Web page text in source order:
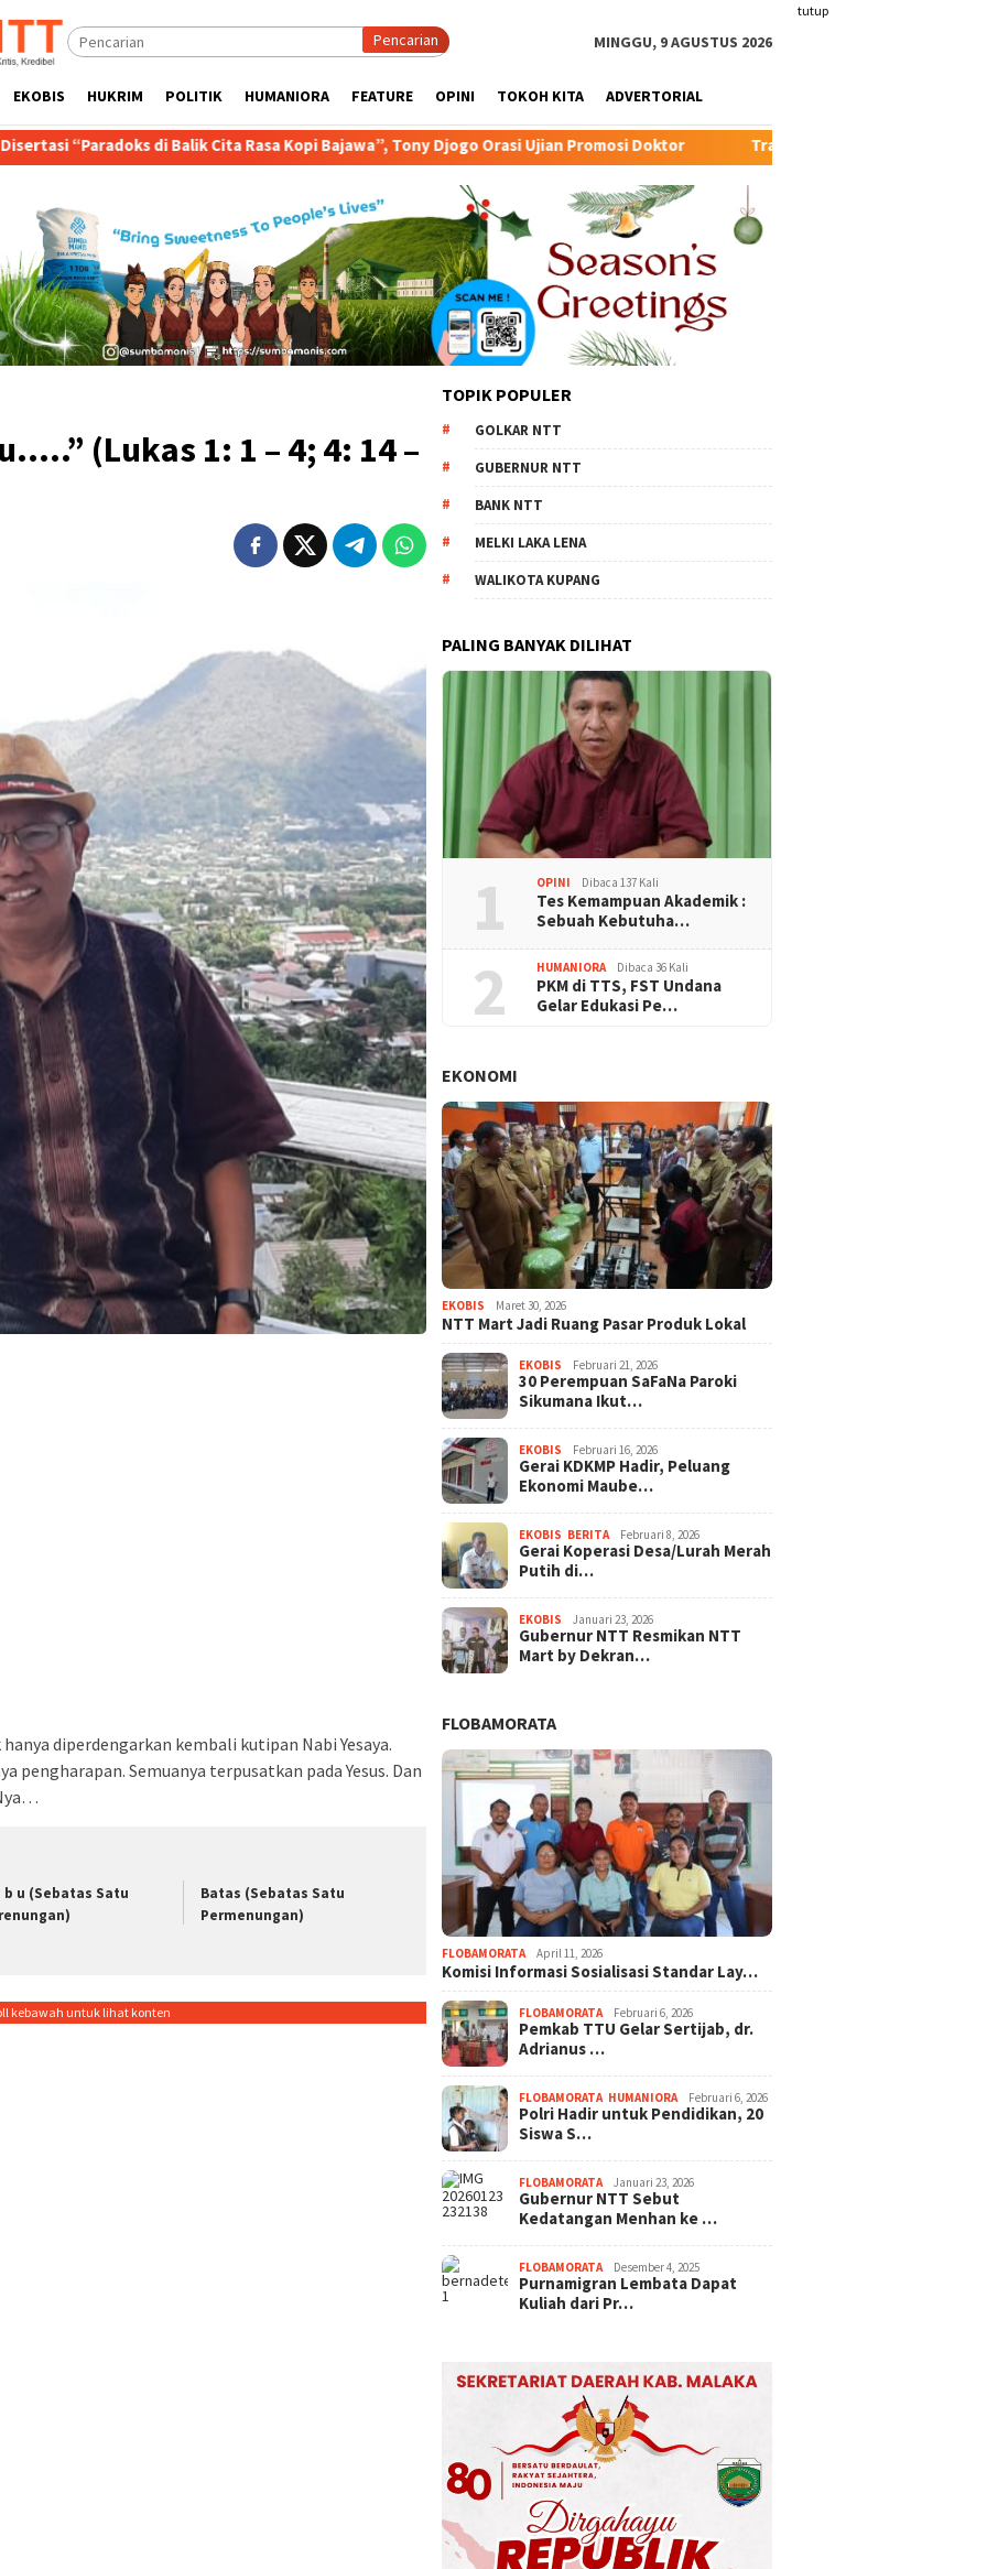
tutup
Pencarian MINGGU, 9 AGUSTUS 2026
EKOBIS HUKRIM POLITIK HUMANIORA FEATURE OPINI TOKOH KITA ADVERTORIAL
Cita Rasa Kopi Bajawa”, Tony Djogo Orasi Ujian Promosi Doktor Transformasi Peternakan Modern TTU: Kunci Baru
(Lukas 1: 1 – 4; 4: 14 –
diperdengarkan kembali kutipan Nabi Yesaya.
pengharapan. Semuanya terpusatkan pada Yesus. Dan
b u (Sebatas Satu
Batas (Sebatas Satu
Permenungan)
kebawah untuk lihat konten
TOPIK POPULER
GOLKAR NTT
GUBERNUR NTT
BANK NTT
MELKI LAKA LENA
WALIKOTA KUPANG
PALING BANYAK DILIHAT
1 OPINI Dibaca 137 Kali
Tes Kemampuan Akademik :
Sebuah Kebutuha…
2 HUMANIORA Dibaca 36 Kali
PKM di TTS, FST Undana
Gelar Edukasi Pe…
EKONOMI
EKOBIS Maret 30, 2026
NTT Mart Jadi Ruang Pasar Produk Lokal
EKOBIS Februari 21, 2026
30 Perempuan SaFaNa Paroki
Sikumana Ikut…
EKOBIS Februari 16, 2026
Gerai KDKMP Hadir, Peluang
Ekonomi Maube…
EKOBIS BERITA Februari 8, 2026
Gerai Koperasi Desa/Lurah Merah
Putih di…
EKOBIS Januari 23, 2026
Gubernur NTT Resmikan NTT
Mart by Dekran…
FLOBAMORATA
FLOBAMORATA April 11, 2026
Komisi Informasi Sosialisasi Standar Lay…
FLOBAMORATA Februari 6, 2026
Pemkab TTU Gelar Sertijab, dr.
Adrianus …
FLOBAMORATA, HUMANIORA Februari 6, 2026
Polri Hadir untuk Pendidikan, 20
Siswa S…
FLOBAMORATA Januari 23, 2026
Gubernur NTT Sebut
Kedatangan Menhan ke …
FLOBAMORATA Desember 4, 2025
Purnamigran Lembata Dapat
Kuliah dari Pr…